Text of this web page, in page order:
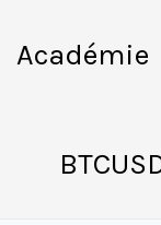
Académie